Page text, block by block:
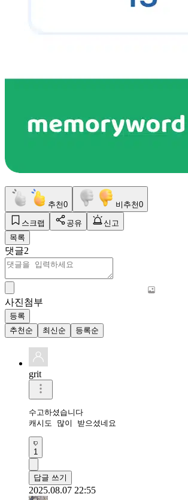
추천0 비추천0
스크랩 공유
신고
목록
댓글2
사진첨부
등록
추천순
최신순 등록순
grit
수고하셨습니다
1
답글 쓰기
2025.08.07 22:55